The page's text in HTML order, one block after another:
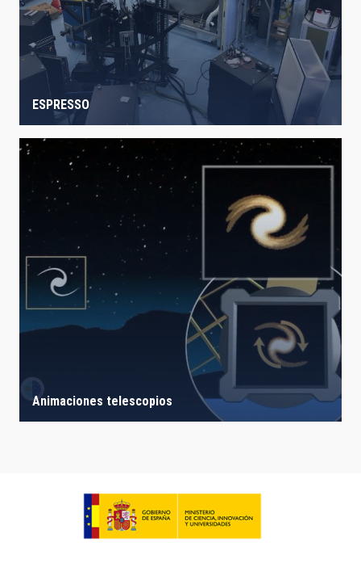
ESPRESSO
Animaciones telescopios